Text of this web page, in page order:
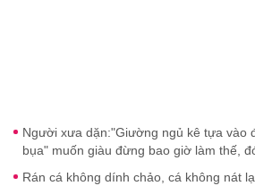
Người xưa dặn:"Giường ngủ kê tựa vào
bụa" muốn giàu đừng bao giờ làm thế,
Rán cá không dính chảo, cá không nát